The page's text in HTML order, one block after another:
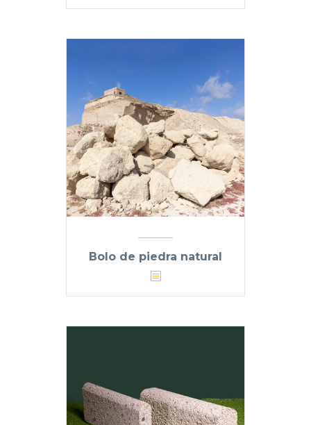
Bolo de piedra natural